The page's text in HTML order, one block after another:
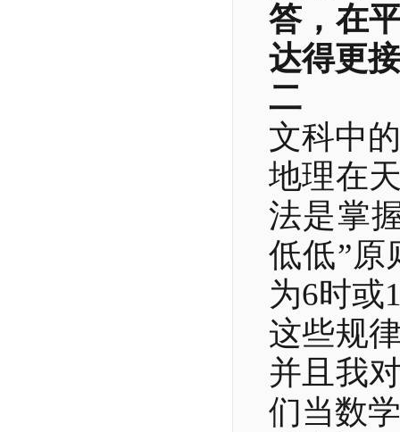
答，在
达得更
二
文科中
地理在
法是掌
低低”原
为6时或
这些规
并且我
们当数